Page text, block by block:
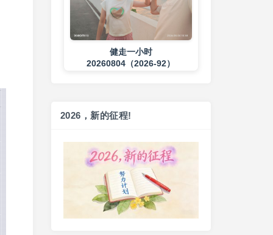
健走一小时
20260804（2026-92）
3 days ago
练背➕练腹
20260803（2026-91）
4 days ago
2026，新的征程!